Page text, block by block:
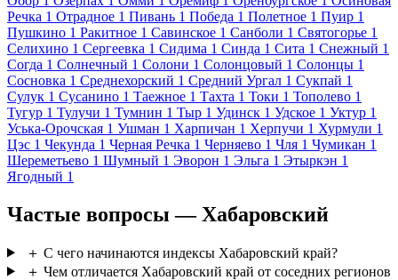
Речка 1 Отрадное 1 Пивань 1 Победа 1 Полетное 1 Пуир 1
Пушкино 1 Ракитное 1 Савинское 1 Санболи 1 Святогорье 1
Селихино 1 Сергеевка 1 Сидима 1 Синда 1 Сита 1 Снежный 1
Согда 1 Солнечный 1 Солони 1 Солонцовый 1 Солонцы 1
Сосновка 1 Среднехорский 1 Средний Ургал 1 Сукпай 1
Сулук 1 Сусанино 1 Таежное 1 Тахта 1 Токи 1 Тополево 1
Тугур 1 Тулучи 1 Тумнин 1 Тыр 1 Удинск 1 Удское 1 Уктур 1
Уська-Орочская 1 Ушман 1 Харпичан 1 Херпучи 1 Хурмули 1
Цэс 1 Чекунда 1 Черная Речка 1 Черняево 1 Чля 1 Чумикан 1
Шереметьево 1 Шумный 1 Эворон 1 Эльга 1 Этыркэн 1
Ягодный 1
Частые вопросы — Хабаровский
＋ С чего начинаются индексы Хабаровский край?
＋ Чем отличается Хабаровский край от соседних регионов